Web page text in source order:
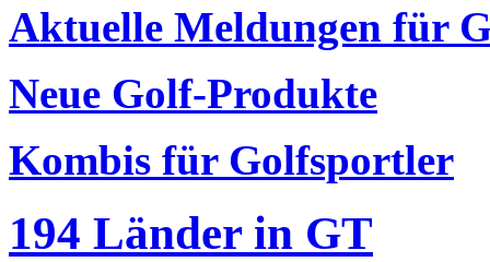
Aktuelle Meldungen für
Neue Golf-Produkte
Kombis für Golfsportler
194 Länder in GT